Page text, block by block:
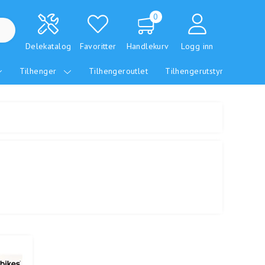
Delekatalog Favoritter
0
Handlekurv Logg inn
Tilhenger Tilhengeroutlet Tilhengerutstyr